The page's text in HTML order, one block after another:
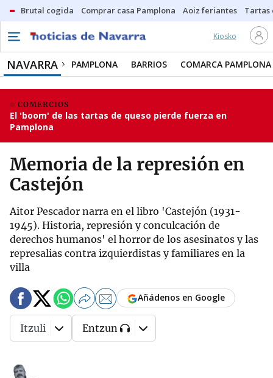
Brutal cogida Comprar casa Pamplona Aoiz feriantes Tartas
Kiosko
NAVARRA PAMPLONA BARRIOS COMARCA PAMPLONA
COMERCIOS
El 'boom' de las tartas de queso pierde fuerza en
Pamplona
Memoria de la represión en
Castejón
Aitor Pescador narra en el libro 'Castejón (1931-
1945). Historia, represión y conculcación de
derechos humanos' el horror de los asesinatos y las
represalias contra izquierdistas y familiares en la
villa
Añádenos en Google
Itzuli Entzun